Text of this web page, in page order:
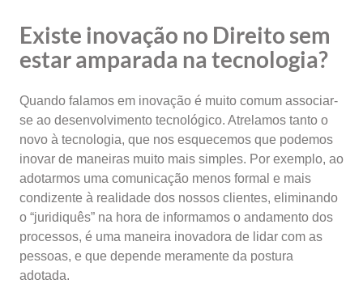
Existe inovação no Direito sem
estar amparada na tecnologia?
Quando falamos em inovação é muito comum associar-
se ao desenvolvimento tecnológico. Atrelamos tanto o
novo à tecnologia, que nos esquecemos que podemos
inovar de maneiras muito mais simples. Por exemplo, ao
adotarmos uma comunicação menos formal e mais
condizente à realidade dos nossos clientes, eliminando
o “juridiquês” na hora de informamos o andamento dos
processos, é uma maneira inovadora de lidar com as
pessoas, e que depende meramente da postura
adotada.